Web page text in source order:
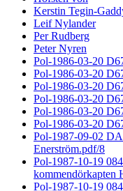
Kerstin Tegin-
Leif Nylander
Per Rudberg
Peter Nyren
Pol-1986-03-20
Pol-1986-03-20
Pol-1986-03-20
Pol-1986-03-20
Pol-1986-03-20
Pol-1986-03-20
Pol-1987-09-02
Enerström.pdf/8
Pol-1987-10-19
kommendörkapten
Pol-1987-10-19